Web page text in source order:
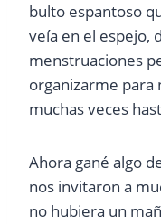
bulto espantoso
veía en el espejo,
menstruaciones
organizarme para
muchas veces
Ahora gané algo
nos invitaron a
no hubiera un